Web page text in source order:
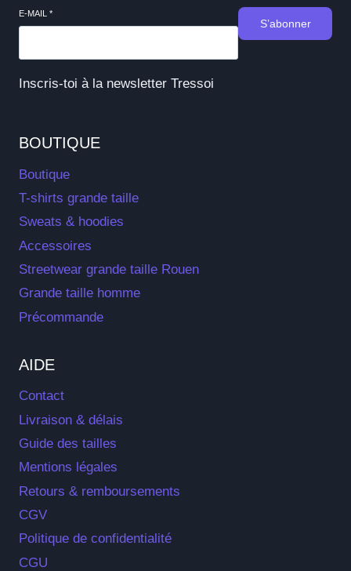
E-MAIL *
S’abonner
Inscris-toi à la newsletter Tressoi
BOUTIQUE
Boutique
T-shirts grande taille
Sweats & hoodies
Accessoires
Streetwear grande taille Rouen
Grande taille homme
Précommande
AIDE
Contact
Livraison & délais
Guide des tailles
Mentions légales
Retours & remboursements
CGV
Politique de confidentialité
CGU